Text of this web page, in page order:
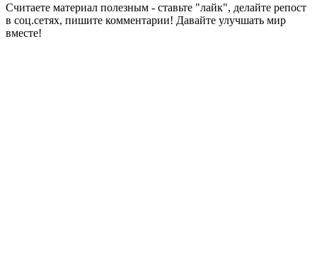
Считаете материал полезным - ставьте "лайк", делайте репост
в соц.сетях, пишите комментарии! Давайте улучшать мир
вместе!